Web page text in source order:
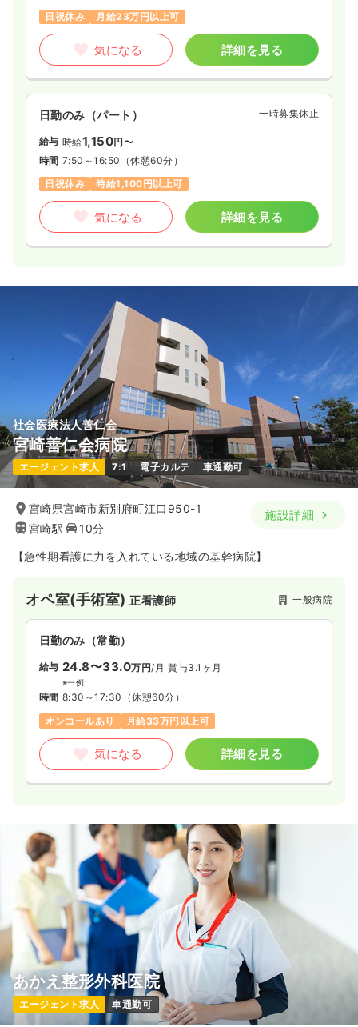
日祝休み
月給23万円以上可
気になる 詳細を見る
日勤のみ（パート） 一時募集休止
給与 時給1,150円〜
時間 7:50～16:50 （休憩60分）
日祝休み
時給1,100円以上可
気になる 詳細を見る
社会医療法人善仁会
宮崎善仁会病院
エージェント求人 7:1 電子カルテ 車通勤可
宮崎県宮崎市新別府町江口950-1
宮崎駅
10分
施設詳細
【急性期看護に力を入れている地域の基幹病院】
オペ室(手術室)正看護師 一般病院
日勤のみ（常勤）
給与 24.8〜33.0万円/月 賞与3.1ヶ月
※一例
時間 8:30～17:30 （休憩60分）
オンコールあり
月給33万円以上可
気になる 詳細を見る
あかえ整形外科医院
エージェント求人 車通勤可